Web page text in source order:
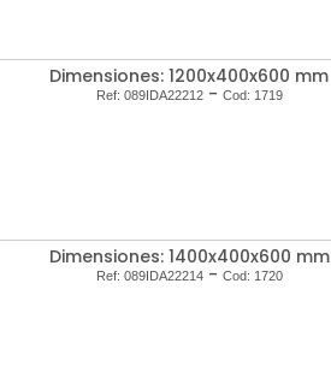
Dimensiones: 1200x400x600 mm
Ref: 089IDA22212- Cod: 1719
Dimensiones: 1400x400x600 mm
Ref: 089IDA22214- Cod: 1720